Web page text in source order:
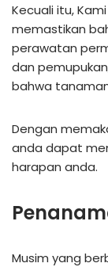
Kecuali itu,
memastikan
perawatan
dan
bahwa
Dengan
anda dapat
harapan anda.
Musim yang